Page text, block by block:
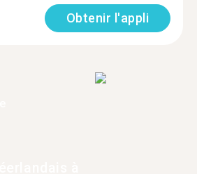
Obtenir l'appli